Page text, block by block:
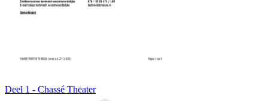
Deel 1 - Chassé Theater